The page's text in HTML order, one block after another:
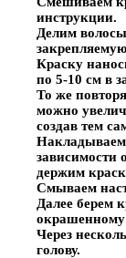
инструкции.
Делим
Краску
по 5-10 см в
То же
можно
создав тем
зависимости
держим
Смываем
Далее берем
окрашенному
Через
голову.